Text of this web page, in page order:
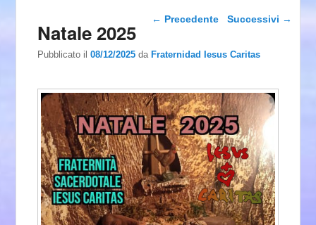
Navigazione articolo
← Precedente Successivi →
Natale 2025
Pubblicato il08/12/2025 daFraternidad Iesus Caritas